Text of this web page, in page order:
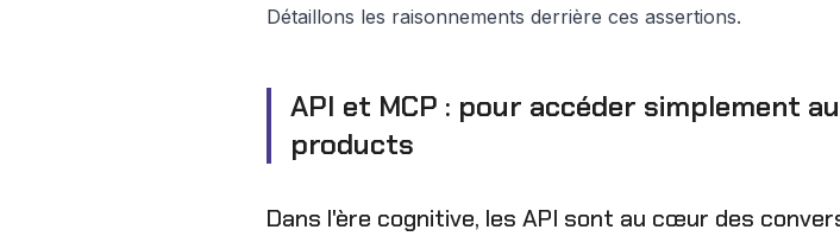
Détaillons les raisonnements derrière ces assertions.
API et MCP : pour accéder simplement
products
Dans l'ère cognitive, les API sont au cœur des